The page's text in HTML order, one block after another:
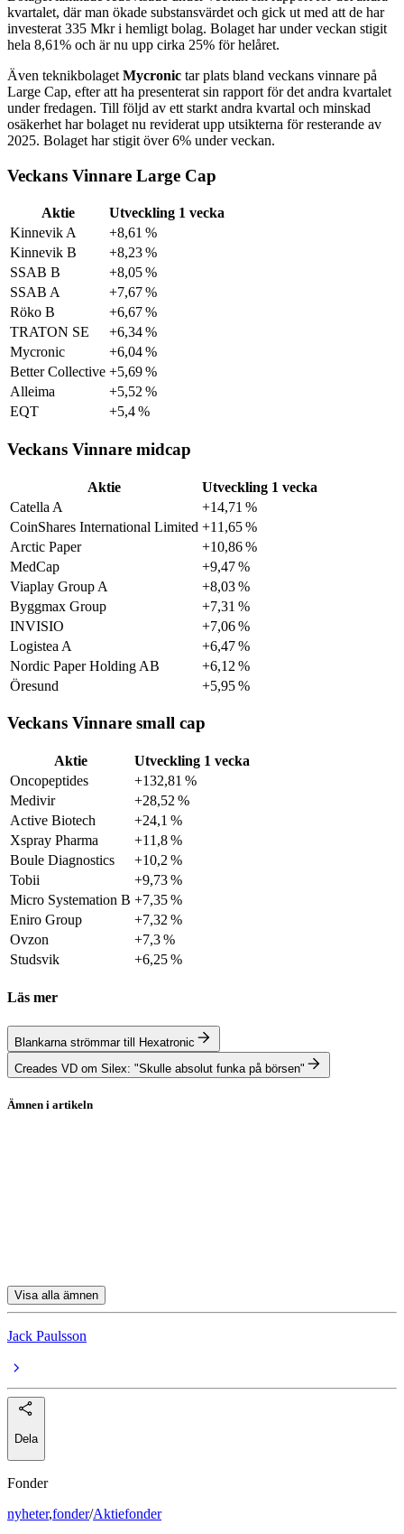
kvartalet, där man ökade substansvärdet och gick ut med att de har
investerat 335 Mkr i hemligt bolag. Bolaget har under veckan stigit
hela 8,61% och är nu upp cirka 25% för helåret.
Även teknikbolaget Mycronic tar plats bland veckans vinnare på
Large Cap, efter att ha presenterat sin rapport för det andra kvartalet
under fredagen. Till följd av ett starkt andra kvartal och minskad
osäkerhet har bolaget nu reviderat upp utsikterna för resterande av
2025. Bolaget har stigit över 6% under veckan.
Veckans Vinnare Large Cap
Aktie
Utveckling 1 vecka
Kinnevik A
+8,61 %
Kinnevik B
+8,23 %
SSAB B
+8,05 %
SSAB A
+7,67 %
Röko B
+6,67 %
TRATON SE
+6,34 %
Mycronic
+6,04 %
Better Collective +5,69 %
Alleima
+5,52 %
EQT
+5,4 %
Veckans Vinnare midcap
Aktie
Utveckling 1 vecka
Catella A
+14,71 %
CoinShares International Limited +11,65 %
Arctic Paper
+10,86 %
MedCap
+9,47 %
Viaplay Group A
+8,03 %
Byggmax Group
+7,31 %
INVISIO
+7,06 %
Logistea A
+6,47 %
Nordic Paper Holding AB
+6,12 %
Öresund
+5,95 %
Veckans Vinnare small cap
Aktie
Utveckling 1 vecka
Oncopeptides
+132,81 %
Medivir
+28,52 %
Active Biotech
+24,1 %
Xspray Pharma
+11,8 %
Boule Diagnostics
+10,2 %
Tobii
+9,73 %
Micro Systemation B +7,35 %
Eniro Group
+7,32 %
Ovzon
+7,3 %
Studsvik
+6,25 %
Läs mer
Blankarna strömmar till Hexatronic
Creades VD om Silex: "Skulle absolut funka på börsen"
Ämnen i artikeln
Visa alla ämnen
Jack Paulsson
Dela
Fonder
nyheter,fonder/Aktiefonder